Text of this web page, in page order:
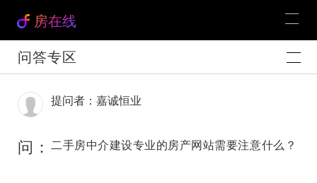
房在线
问答专区
提问者：嘉诚恒业
问： 二手房中介建设专业的房产网站需要注意什么？